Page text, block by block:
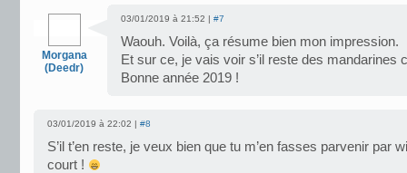
Morgana
(Deedr)
03/01/2019 à 21:52 | #7
Waouh. Voilà, ça résume bien mon impression.
Et sur ce, je vais voir s’il reste des mandarines
Bonne année 2019 !
03/01/2019 à 22:02 | #8
S’il t’en reste, je veux bien que tu m’en fasses parvenir par
court !